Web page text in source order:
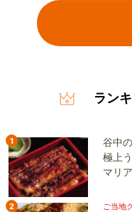
ラン
1
谷中
極上
マリ
2 ご当地